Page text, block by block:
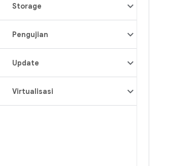
Storage
Pengujian
Update
Virtualisasi